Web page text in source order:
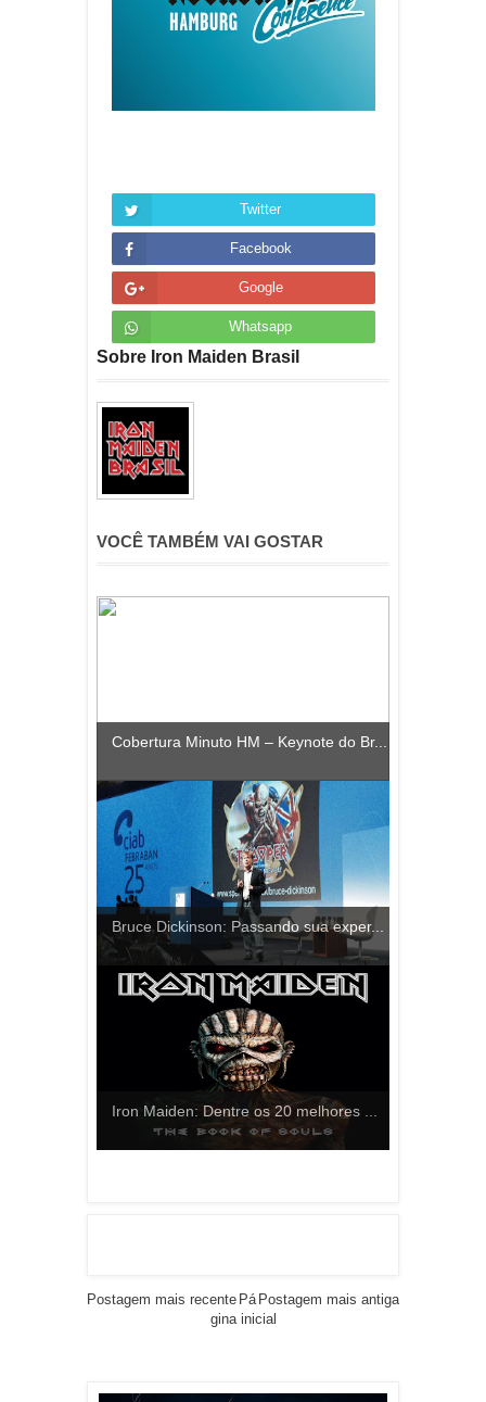
Twitter
Facebook
Google
Whatsapp
Sobre Iron Maiden Brasil
VOCÊ TAMBÉM VAI GOSTAR
Cobertura Minuto HM – Keynote do Br...
Bruce Dickinson: Passando sua exper...
Iron Maiden: Dentre os 20 melhores ...
Postagem mais recente Postagem mais antiga
Pá
gina inicial